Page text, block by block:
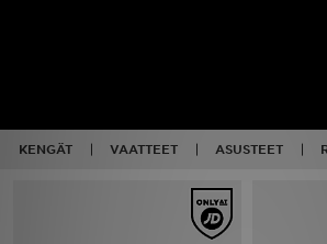
KENGÄT VAATTEET ASUSTEET